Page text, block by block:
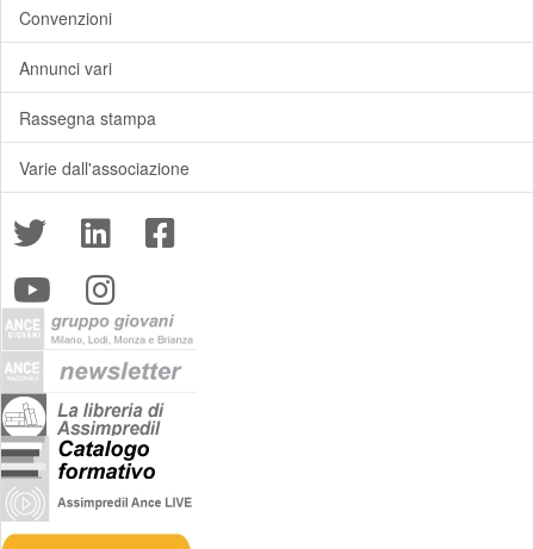
Convenzioni
Annunci vari
Rassegna stampa
Varie dall'associazione